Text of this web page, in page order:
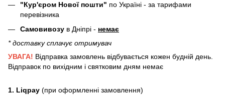
"Кур'єром Нової пошти" по Україні - за тарифами
перевізника
Самовивозу в Дніпрі - немає
* доставку сплачує отримувач
УВАГА! Відправка замовлень відбувається кожен будній день.
Відправок по вихідним і святковим дням немає
1. Liqpay (при оформленні замовлення)